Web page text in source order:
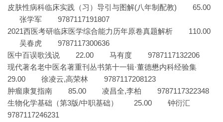
皮肤性病科临床实践（习）导引与图解(八年制配教) 65.00
张学军 9787117191807
2021西医考研临床医学综合能力历年原卷真题解析 110.00
吴春虎 9787117300636
医中百误歌浅说 22.00 马有度 9787117132206
现代著名老中医名著重刊丛书第十一辑·董德懋内科经验集
29.00 徐凌云,高荣林 9787117208123
肿瘤康复指南 85.00 凌昌全,李柏 9787117322348
生物化学基础（第3版/中职基础） 25.00 钟衍汇
9787117246231